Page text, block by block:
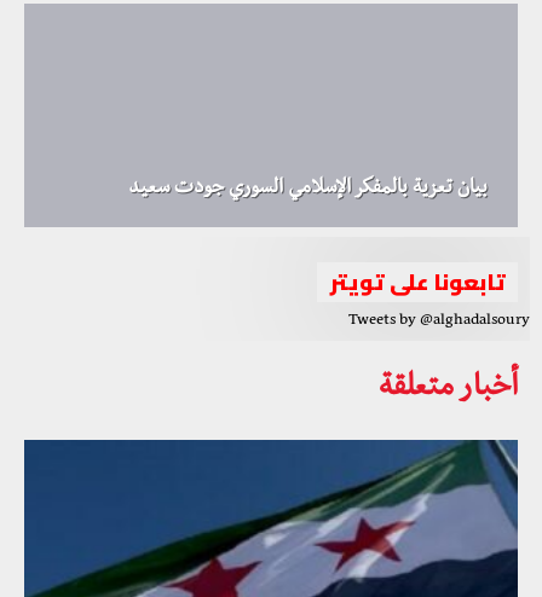
بيان تعزية بالمفكر الإسلامي السوري جودت سعيد
تابعونا على تويتر
Tweets by @alghadalsoury
أخبار متعلقة